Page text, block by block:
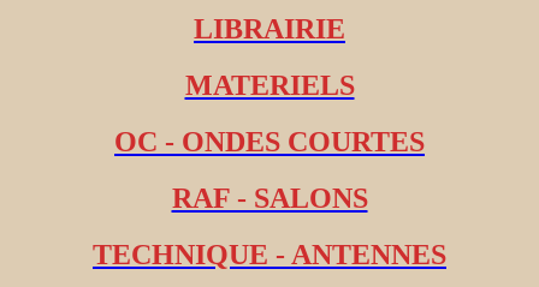
LIBRAIRIE
MATERIELS
OC - ONDES COURTES
RAF - SALONS
TECHNIQUE - ANTENNES